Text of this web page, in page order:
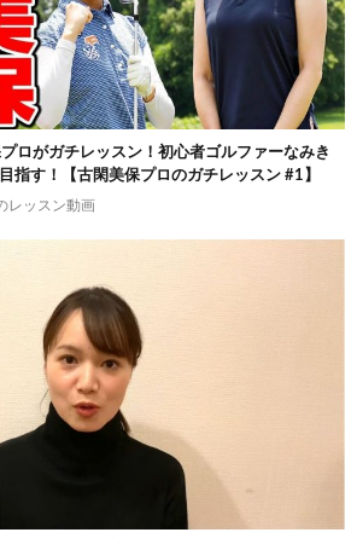
ロがガチレッスン！初心者ゴルファーなみき
指す！【古閑美保プロのガチレッスン #1】
レッスン動画